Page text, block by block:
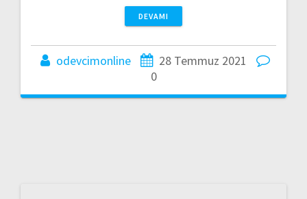
DEVAMI
odevcimonline
28 Temmuz 2021
0